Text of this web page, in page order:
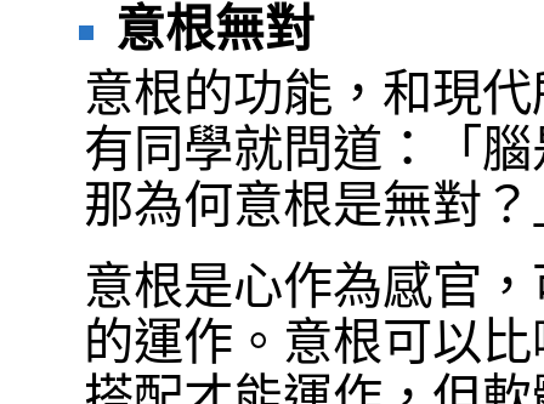
意根無對
意根的功能，和現
有同學就問道：「
那為何意根是無對？
意根是心作為感官
的運作。意根可以